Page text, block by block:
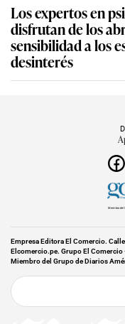
Los expertos en
disfrutan de los
sensibilidad a los
desinterés
Miembro del
Empresa Editora El Comercio.
Elcomercio.pe. Grupo El
Miembro del Grupo de Diarios